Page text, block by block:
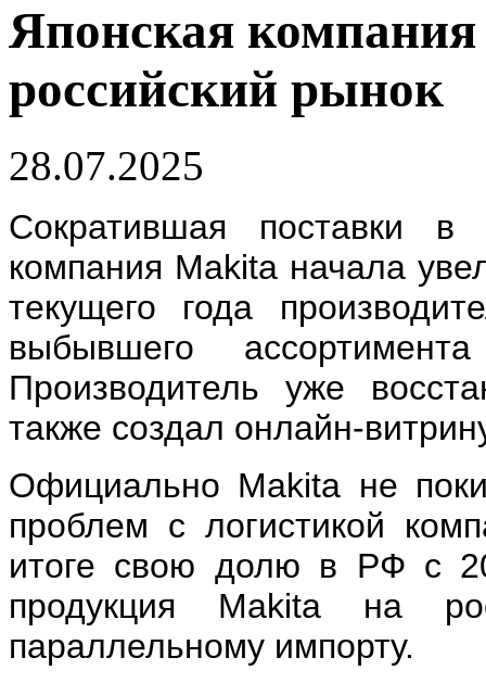
Японская
российский рынок
28.07.2025
Сократившая поставки
компания Makita начала
текущего года
выбывшего
Производитель уже
также создал онлайн-
Официально Makita не
проблем с логистикой
итоге свою долю в РФ с
продукция Makita на
параллельному импорту.